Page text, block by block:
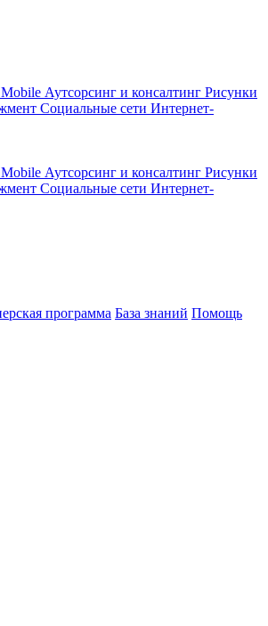
Mobile Аутсорсинг и консалтинг Рисунки
Социальные сети Интернет-
Mobile Аутсорсинг и консалтинг Рисунки
Социальные сети Интернет-
программа База знаний Помощь